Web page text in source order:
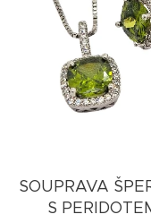
SOUPRAVA
S